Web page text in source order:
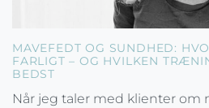
MAVEFEDT OG SUNDHED:
FARLIGT – OG HVILKEN
BEDST
Når jeg taler med klienter om